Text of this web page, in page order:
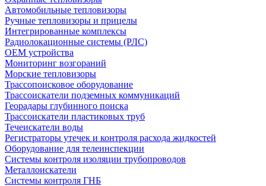
Автомобильные тепловизоры
Ручные тепловизоры и прицелы
Интегрированные комплексы
Радиолокационные системы (РЛС)
OEM устройства
Мониторинг возгораний
Морские тепловизоры
Трассопоисковое оборудование
Трассоискатели подземных коммуникаций
Георадары глубинного поиска
Трассоискатели пластиковых труб
Течеискатели воды
Регистраторы утечек и контроля расхода жидкостей
Оборудование для телеинспекции
Cистемы контроля изоляции трубопроводов
Металлоискатели
Системы контроля ГНБ